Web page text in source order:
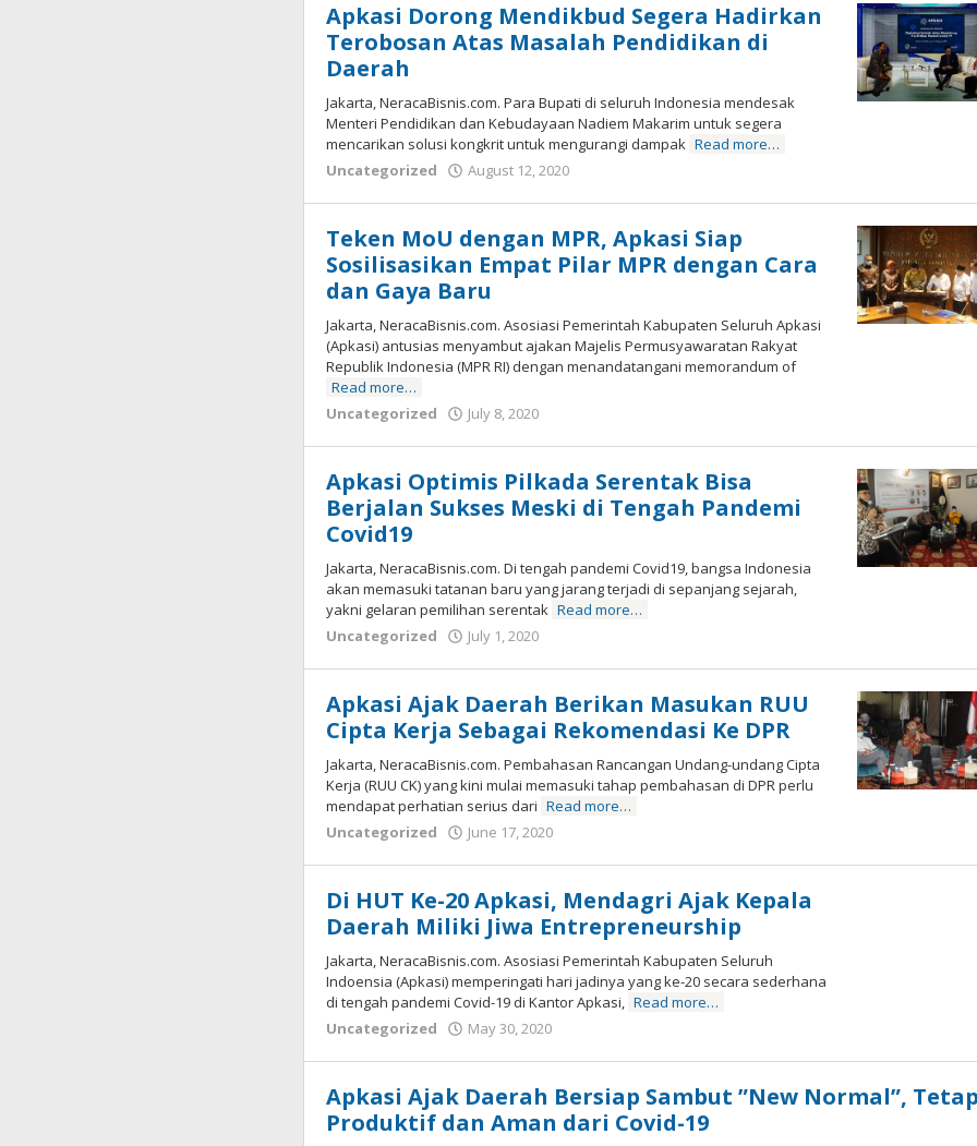
Apkasi Dorong Mendikbud Segera Hadirkan
Terobosan Atas Masalah Pendidikan di
Daerah
Jakarta, NeracaBisnis.com. Para Bupati di seluruh Indonesia mendesak
Menteri Pendidikan dan Kebudayaan Nadiem Makarim untuk segera
mencarikan solusi kongkrit untuk mengurangi dampak Read more…
Uncategorized
August 12, 2020
Teken MoU dengan MPR, Apkasi Siap
Sosilisasikan Empat Pilar MPR dengan Cara
dan Gaya Baru
Jakarta, NeracaBisnis.com. Asosiasi Pemerintah Kabupaten Seluruh Apkasi
(Apkasi) antusias menyambut ajakan Majelis Permusyawaratan Rakyat
Republik Indonesia (MPR RI) dengan menandatangani memorandum of
Read more…
Uncategorized
July 8, 2020
Apkasi Optimis Pilkada Serentak Bisa
Berjalan Sukses Meski di Tengah Pandemi
Covid19
Jakarta, NeracaBisnis.com. Di tengah pandemi Covid19, bangsa Indonesia
akan memasuki tatanan baru yang jarang terjadi di sepanjang sejarah,
yakni gelaran pemilihan serentak Read more…
Uncategorized
July 1, 2020
Apkasi Ajak Daerah Berikan Masukan RUU
Cipta Kerja Sebagai Rekomendasi Ke DPR
Jakarta, NeracaBisnis.com. Pembahasan Rancangan Undang-undang Cipta
Kerja (RUU CK) yang kini mulai memasuki tahap pembahasan di DPR perlu
mendapat perhatian serius dari Read more…
Uncategorized
June 17, 2020
Di HUT Ke-20 Apkasi, Mendagri Ajak Kepala
Daerah Miliki Jiwa Entrepreneurship
Jakarta, NeracaBisnis.com. Asosiasi Pemerintah Kabupaten Seluruh
Indoensia (Apkasi) memperingati hari jadinya yang ke-20 secara sederhana
di tengah pandemi Covid-19 di Kantor Apkasi, Read more…
Uncategorized
May 30, 2020
Apkasi Ajak Daerah Bersiap Sambut ”New Normal”,
Produktif dan Aman dari Covid-19